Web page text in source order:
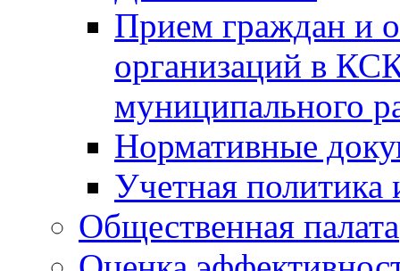
Прием граждан и
организаций в
муниципального
Нормативные
Учетная политика
Общественная палата